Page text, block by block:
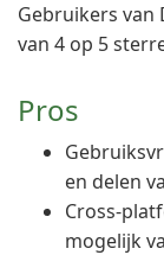
Gebruikers van
van 4 op 5
Pros
en delen
Cross-
mogelijk